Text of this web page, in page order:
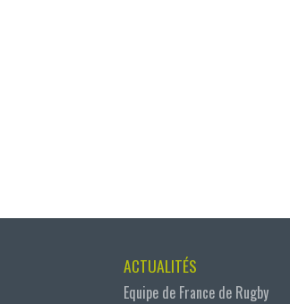
ACTUALITÉS
Equipe de France de Rugby